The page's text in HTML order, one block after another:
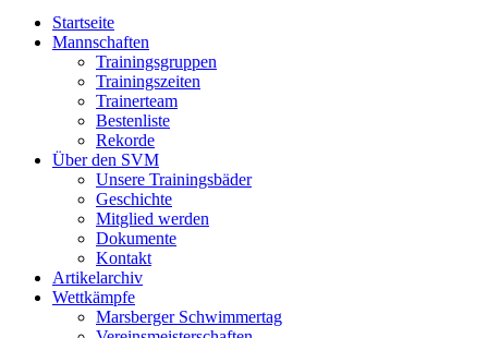
Startseite
Mannschaften
Trainingsgruppen
Trainingszeiten
Trainerteam
Bestenliste
Rekorde
Über den SVM
Unsere Trainingsbäder
Geschichte
Mitglied werden
Dokumente
Kontakt
Artikelarchiv
Wettkämpfe
Marsberger Schwimmertag